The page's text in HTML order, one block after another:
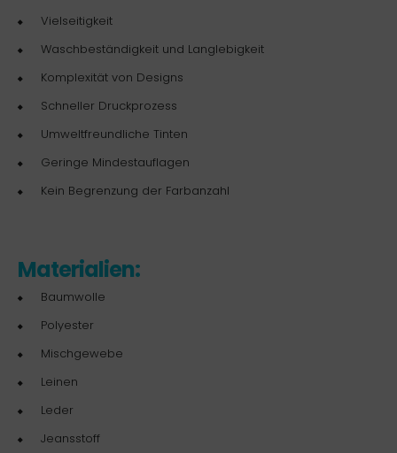
Vielseitigkeit
Waschbeständigkeit und Langlebigkeit
Komplexität von Designs
Schneller Druckprozess
Umweltfreundliche Tinten
Geringe Mindestauflagen
Kein Begrenzung der Farbanzahl
Materialien:
Baumwolle
Polyester
Mischgewebe
Leinen
Leder
Jeansstoff